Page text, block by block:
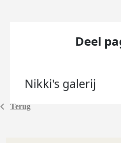
Terug
Deel
Nikki's galerij